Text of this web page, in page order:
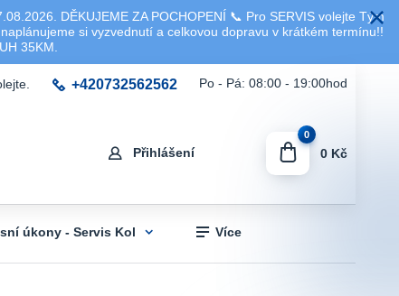
DĚKUJEME ZA POCHOPENÍ 📞 Pro SERVIS volejte Tým
si vyzvednutí a celkovou dopravu v krátkém termínu!!
35KM.
Přihlášení
+420732562562 Po - Pá: 08:00 - 19:00hod
0
0 Kč
úkony - Servis Kol Více